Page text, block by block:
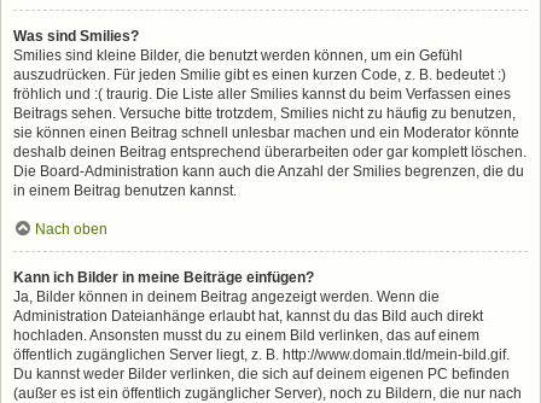
Was sind Smilies?
Smilies sind kleine Bilder, die benutzt werden können, um ein Gefühl
auszudrücken. Für jeden Smilie gibt es einen kurzen Code, z. B. bedeutet :)
fröhlich und :( traurig. Die Liste aller Smilies kannst du beim Verfassen eines
Beitrags sehen. Versuche bitte trotzdem, Smilies nicht zu häufig zu benutzen,
sie können einen Beitrag schnell unlesbar machen und ein Moderator könnte
deshalb deinen Beitrag entsprechend überarbeiten oder gar komplett löschen.
Die Board-Administration kann auch die Anzahl der Smilies begrenzen, die du
in einem Beitrag benutzen kannst.
Nach oben
Kann ich Bilder in meine Beiträge einfügen?
Ja, Bilder können in deinem Beitrag angezeigt werden. Wenn die
Administration Dateianhänge erlaubt hat, kannst du das Bild auch direkt
hochladen. Ansonsten musst du zu einem Bild verlinken, das auf einem
öffentlich zugänglichen Server liegt, z. B. http://www.domain.tld/mein-bild.gif.
Du kannst weder Bilder verlinken, die sich auf deinem eigenen PC befinden
(außer es ist ein öffentlich zugänglicher Server), noch zu Bildern, die nur nach